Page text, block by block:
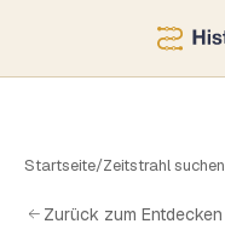
Startseite/Zeitstrahl suchen
Zurück zum Entdecken